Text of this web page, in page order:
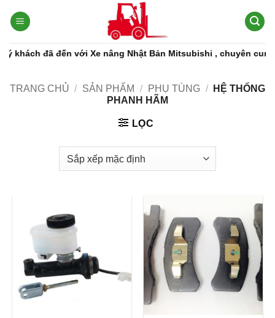
qua
dung
khách đã đến với Xe nâng Nhật Bản Mitsubishi , chuyên
TRANG CHỦ / SẢN PHẨM / PHỤ TÙNG /
HỆ THỐNG
PHANH HÃM
LỌC